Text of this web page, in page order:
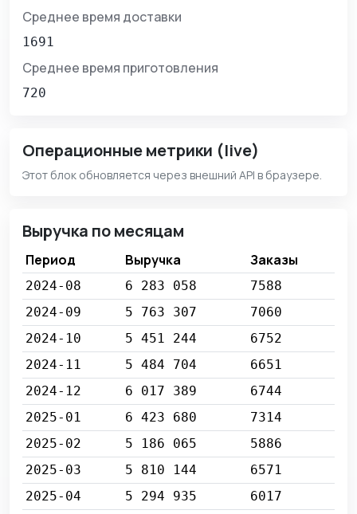
Среднее время доставки
1691
Среднее время приготовления
720
Операционные метрики (live)
Этот блок обновляется через внешний API в браузере.
Выручка по месяцам
Период Выручка Заказы
2024-08 6 283 058
7588
2024-09
5 763 307
7060
2024-10
5 451 244
6752
2024-11
5 484 704
6651
2024-12
6 017 389
6744
2025-01
6 423 680
7314
2025-02
5 186 065
5886
2025-03
5 810 144
6571
2025-04
5 294 935
6017